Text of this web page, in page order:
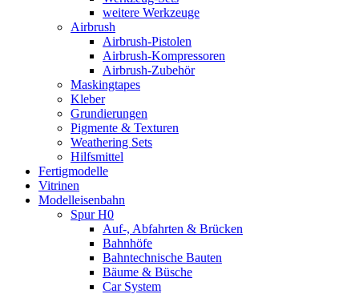
weitere Werkzeuge
Airbrush
Airbrush-Pistolen
Airbrush-Kompressoren
Airbrush-Zubehör
Maskingtapes
Kleber
Grundierungen
Pigmente & Texturen
Weathering Sets
Hilfsmittel
Fertigmodelle
Vitrinen
Modelleisenbahn
Spur H0
Auf-, Abfahrten & Brücken
Bahnhöfe
Bahntechnische Bauten
Bäume & Büsche
Car System